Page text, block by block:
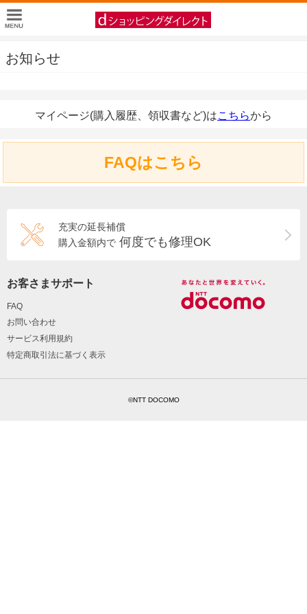
お知らせ
マイページ(購入履歴、領収書など)はこちらから
FAQはこちら
充実の延長補償
購入金額内で 何度でも修理OK
お客さまサポート
FAQ
お問い合わせ
サービス利用規約
特定商取引法に基づく表示
©NTT DOCOMO